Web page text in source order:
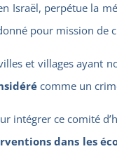
Israël, perpétue la
pour mission de
et villages
comme un
intégrer ce comité
dans les